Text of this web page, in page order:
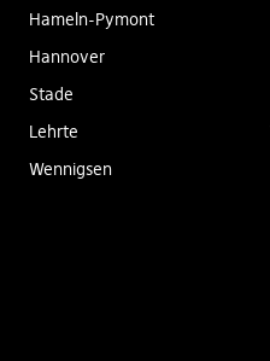
Hameln-Pymont
Hannover
Stade
Lehrte
Wennigsen